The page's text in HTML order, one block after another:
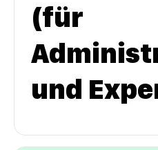
(für
und